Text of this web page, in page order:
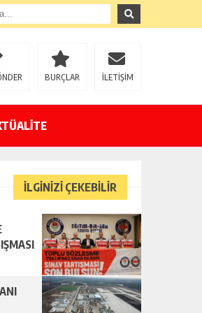
BURÇLAR İLETİŞİM
İLGİNİZİ ÇEKEBİLİR